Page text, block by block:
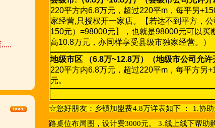
220平方内6.8万元，超过220平m，每平另
家经营,只授权开一家店。【若达不到平方，
150元）=98000元】，也就是98000元可以
高10.8万元，亦同样享受县级市独家经营。）
地级市区 （6.8万~12.8万）（地级市公司允许
220平方内6.8万元，超过220平m，每平方另
元。
☆您好朋友：乡镇加盟费4.8万详表如下 ： 1.协
路桌位布局图，设计费3000元。 3.线上线下帮